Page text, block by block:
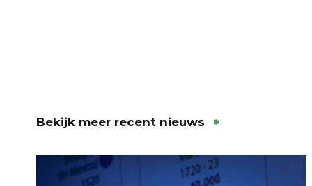
Bekijk meer recent nieuws